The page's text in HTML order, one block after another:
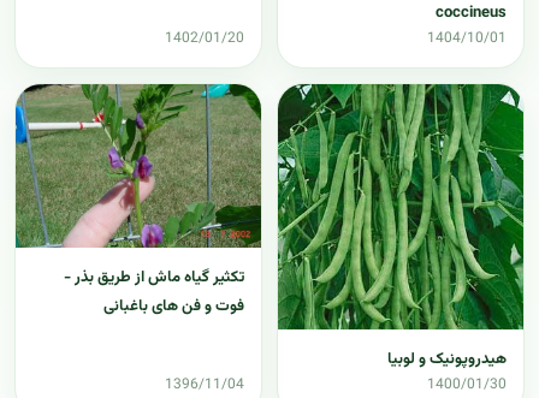
coccineus
1404/10/01
1402/01/20
هیدروپونیک و لوبیا
1400/01/30
تکثیر گیاه ماش از طریق بذر -
فوت و فن های باغبانی
1396/11/04